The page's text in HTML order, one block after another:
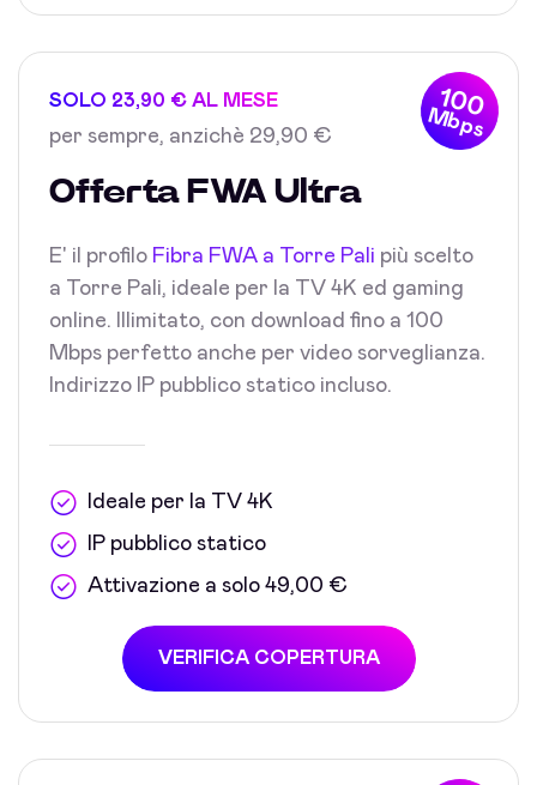
100
Mbps
SOLO 23,90 € AL MESE
per sempre, anzichè 29,90 €
Offerta FWA Ultra
E' il profilo Fibra FWA a Torre Pali più scelto
a Torre Pali, ideale per la TV 4K ed gaming
online. Illimitato, con download fino a 100
Mbps perfetto anche per video sorveglianza.
Indirizzo IP pubblico statico incluso.
Ideale per la TV 4K
IP pubblico statico
Attivazione a solo 49,00 €
VERIFICA COPERTURA